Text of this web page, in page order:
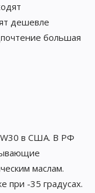
дешевле
большая
в США. В РФ
маслам.
при -35 градусах.